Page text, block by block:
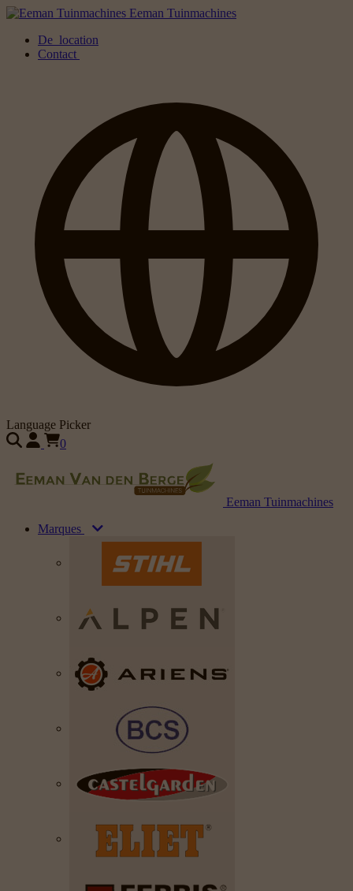
Eeman Tuinmachines
De location
Contact
Language Picker
0
Eeman Tuinmachines
Marques